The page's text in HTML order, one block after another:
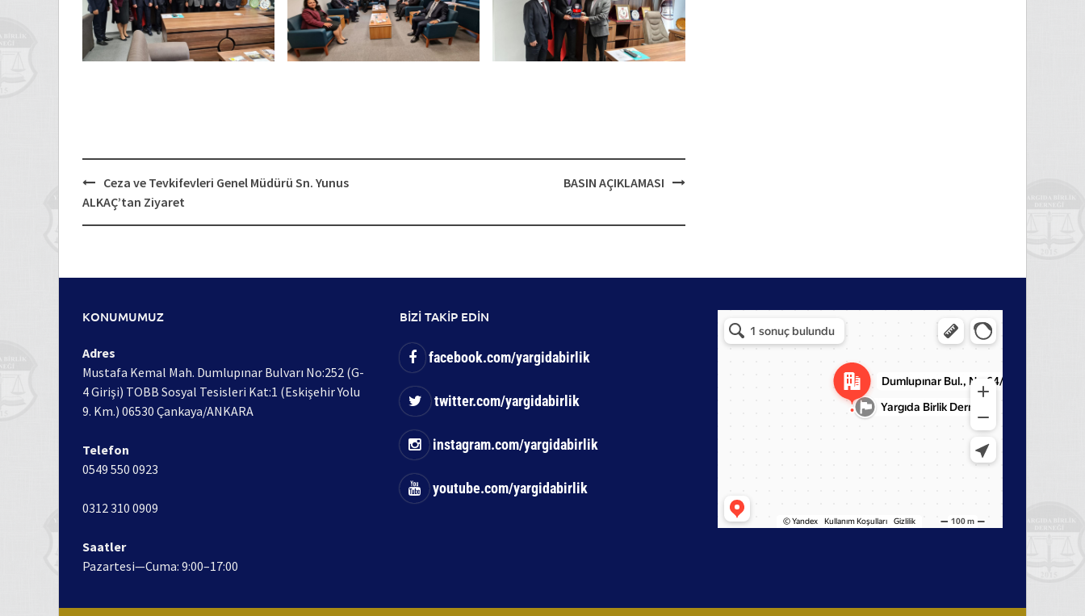
Post
navigation
Ceza ve Tevkifevleri Genel Müdürü Sn. Yunus
ALKAÇ’tan Ziyaret
BASIN AÇIKLAMASI
KONUMUMUZ
Adres
Mustafa Kemal Mah. Dumlupınar Bulvarı No:252 (G-
4 Girişi) TOBB Sosyal Tesisleri Kat:1 (Eskişehir Yolu
9. Km.) 06530 Çankaya/ANKARA
Telefon
0549 550 0923
0312 310 0909
Saatler
Pazartesi—Cuma: 9:00–17:00
BİZİ TAKİP EDİN
facebook.com/yargidabirlik
twitter.com/yargidabirlik
instagram.com/yargidabirlik
youtube.com/yargidabirlik